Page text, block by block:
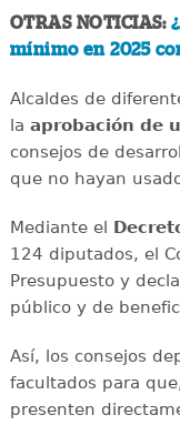
OTRAS NOTICIAS:
mínimo en 2025
Alcaldes de
la aprobación de
consejos de
que no hayan
Mediante el
124 diputados, el
Presupuesto y
público y de
Así, los consejos
facultados para
presenten